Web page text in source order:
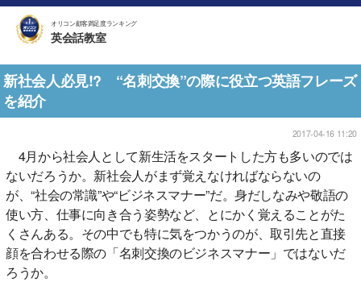
オリコン顧客満足度ランキング
英会話教室
新社会人必見!? “名刺交換”の際に役立つ英語フレーズ
を紹介
2017-04-16 11:20
4月から社会人として新生活をスタートした方も多いのでは
ないだろうか。新社会人がまず覚えなければならないの
が、“社会の常識”や“ビジネスマナー”だ。身だしなみや敬語の
使い方、仕事に向き合う姿勢など、とにかく覚えることがた
くさんある。その中でも特に気をつかうのが、取引先と直接
顔を合わせる際の「名刺交換のビジネスマナー」ではないだ
ろうか。